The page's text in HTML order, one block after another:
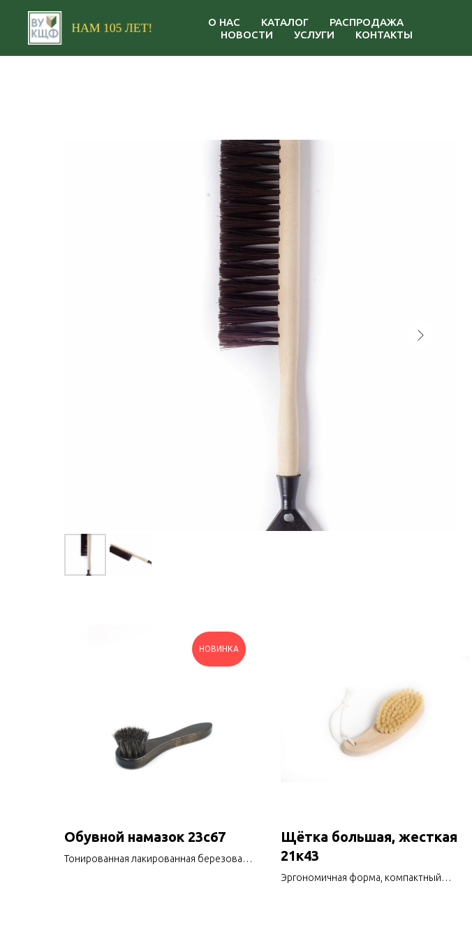
О НАС КАТАЛОГ
РАСПРОДАЖА
НОВОСТИ
УСЛУГИ КОНТАКТЫ
НОВИНКА
Обувной намазок 23с67
Тонированная лакированная березовая
Щётка большая, жесткая
21к43
Эргономичная форма, компактный